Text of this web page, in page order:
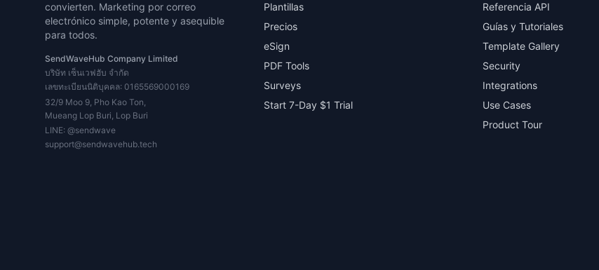
convierten. Marketing por correo
electrónico simple, potente y asequible
para todos.
SendWaveHub Company Limited
บริษัท เซ็นเวฟฮับ จำกัด
เลขทะเบียนนิติบุคคล: 0165569000169
32/9 Moo 9, Pho Kao Ton,
Mueang Lop Buri, Lop Buri
LINE: @sendwave
support@sendwavehub.tech
Plantillas
Precios
eSign
PDF Tools
Surveys
Start 7-Day $1 Trial
Referencia API
Guías y Tutoriales
Template Gallery
Security
Integrations
Use Cases
Product Tour